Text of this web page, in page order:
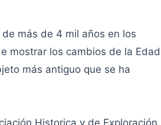
más de 4 mil años en los
mostrar los cambios de la Edad
más antiguo que se ha